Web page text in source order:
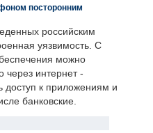
посторонним
российским
уязвимость. С
можно
через интернет -
доступ к приложениям и
банковские.